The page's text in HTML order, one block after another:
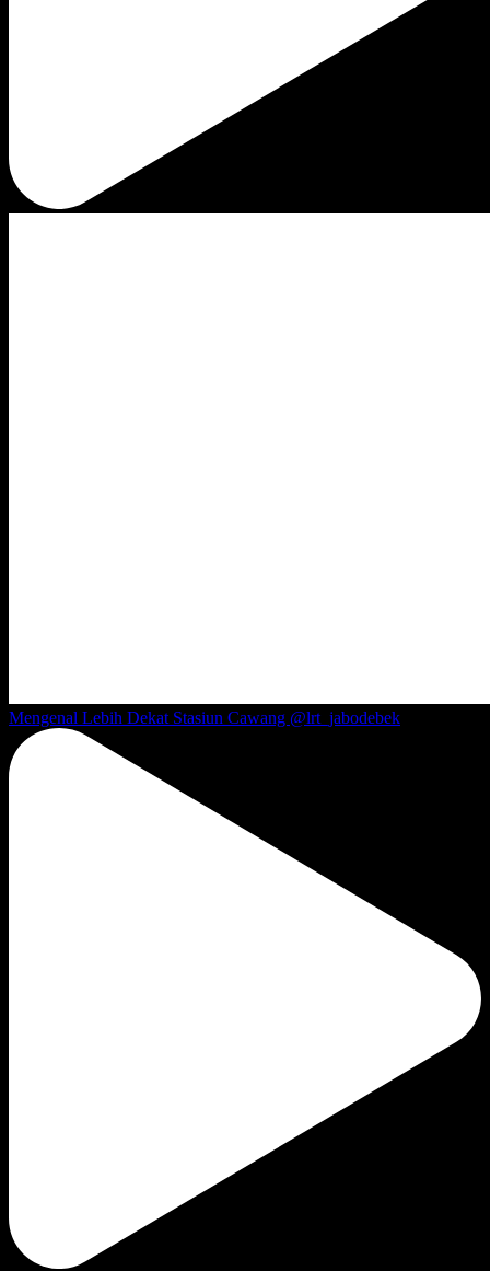
Mengenal Lebih Dekat Stasiun Cawang @lrt_jabodebek